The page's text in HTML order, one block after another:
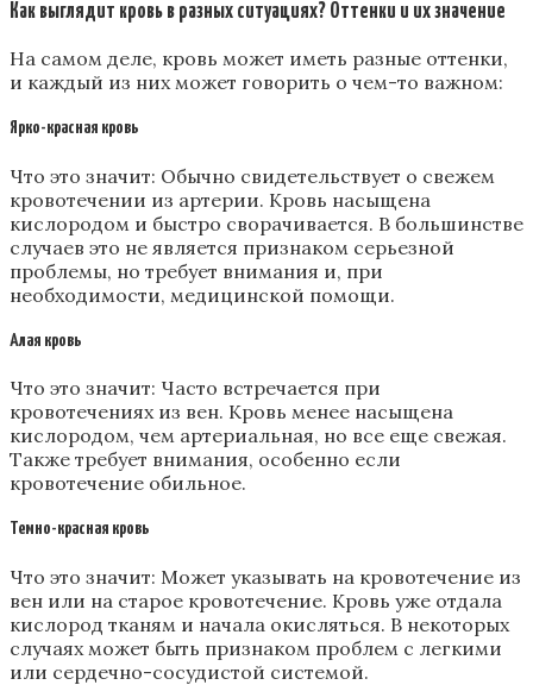
Как выглядит кровь в разных ситуациях? Оттенки и их значение
На самом деле, кровь может иметь разные оттенки,
и каждый из них может говорить о чем-то важном:
Ярко-красная кровь
Что это значит: Обычно свидетельствует о свежем
кровотечении из артерии. Кровь насыщена
кислородом и быстро сворачивается. В большинстве
случаев это не является признаком серьезной
проблемы, но требует внимания и, при
необходимости, медицинской помощи.
Алая кровь
Что это значит: Часто встречается при
кровотечениях из вен. Кровь менее насыщена
кислородом, чем артериальная, но все еще свежая.
Также требует внимания, особенно если
кровотечение обильное.
Темно-красная кровь
Что это значит: Может указывать на кровотечение из
вен или на старое кровотечение. Кровь уже отдала
кислород тканям и начала окисляться. В некоторых
случаях может быть признаком проблем с легкими
или сердечно-сосудистой системой.